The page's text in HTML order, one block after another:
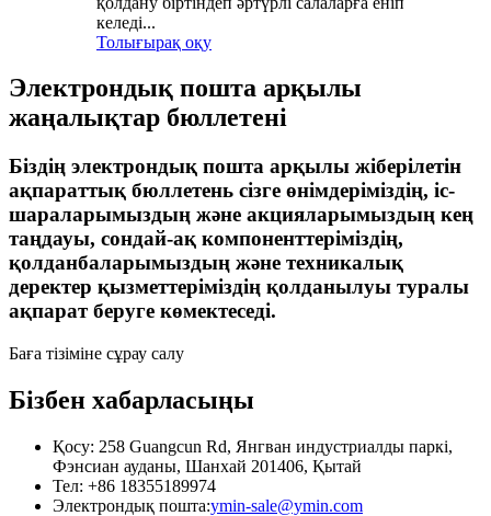
келеді...
Толығырақ оқу
Электрондық пошта арқылы
жаңалықтар бюллетені
Біздің электрондық пошта арқылы жіберілетін
ақпараттық бюллетень сізге өнімдеріміздің, іс-
шараларымыздың және акцияларымыздың кең
таңдауы, сондай-ақ компоненттеріміздің,
қолданбаларымыздың және техникалық
деректер қызметтеріміздің қолданылуы туралы
ақпарат беруге көмектеседі.
Баға тізіміне сұрау салу
Бізбен хабарласыңы
Қосу: 258 Guangcun Rd, Янгван индустриалды паркі,
Фэнсиан ауданы, Шанхай 201406, Қытай
Тел: +86 18355189974
Электрондық пошта:ymin-sale@ymin.com